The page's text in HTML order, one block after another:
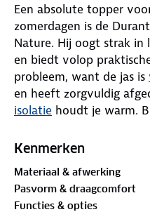
Een absolute topper
zomerdagen is de
Nature. Hij oogt strak
en biedt volop
probleem, want de jas is
en heeft zorgvuldig
isolatie houdt je warm.
afritsbare capuchon
wisselvallig weer. Pas de
Kenmerken
Materiaal & afwerking
Pasvorm & draagcomfort
Functies & opties